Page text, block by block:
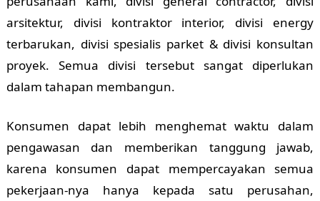
arsitektur, divisi kontraktor interior, divisi energy
terbarukan, divisi spesialis parket & divisi konsultan
proyek. Semua divisi tersebut sangat diperlukan
dalam tahapan membangun.
Konsumen dapat lebih menghemat waktu dalam
pengawasan dan memberikan tanggung jawab,
karena konsumen dapat mempercayakan semua
pekerjaan-nya hanya kepada satu perusahan,